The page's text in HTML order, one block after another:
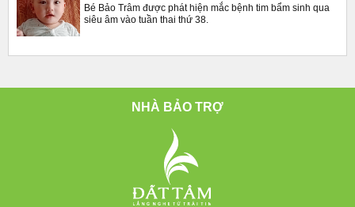
Bé Bảo Trâm được phát hiện mắc bệnh tim bẩm sinh qua
siêu âm vào tuần thai thứ 38.
NHÀ BẢO TRỢ